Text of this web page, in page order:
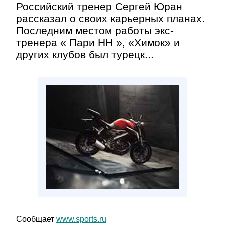
Российский тренер Сергей Юран
рассказал о своих карьерных планах.
Последним местом работы экс-
тренера « Пари НН », «Химок» и
других клубов был турецк...
Сообщает www.sports.ru